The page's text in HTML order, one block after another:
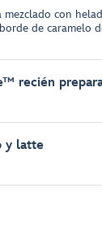
con
de caramelo
recién
y latte